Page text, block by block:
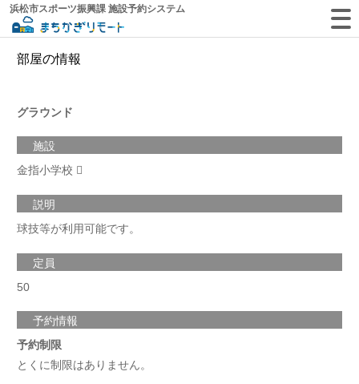
浜松市スポーツ振興課 施設予約システム
部屋の情報
グラウンド
施設
金指小学校
説明
球技等が利用可能です。
定員
50
予約情報
予約制限
とくに制限はありません。